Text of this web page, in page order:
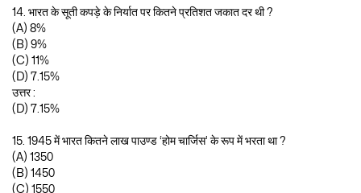
14. भारत के सूती कपड़े के निर्यात पर कितने प्रतिशत जकात दर थी ?
(A) 8%
(B) 9%
(C) 11%
(D) 7.15%
उत्तर :
(D) 7.15%
15. 1945 में भारत कितने लाख पाउण्ड ‘होम चार्जिस’ के रूप में भरता था ?
(A) 1350
(B) 1450
(C) 1550